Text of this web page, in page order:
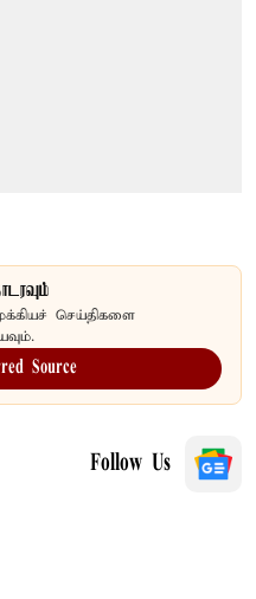
செய்திகளை
Source
Follow Us